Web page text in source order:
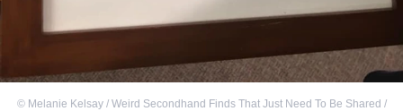
© Melanie Kelsay‎ / Weird Secondhand Finds That Just Need To Be Shared /